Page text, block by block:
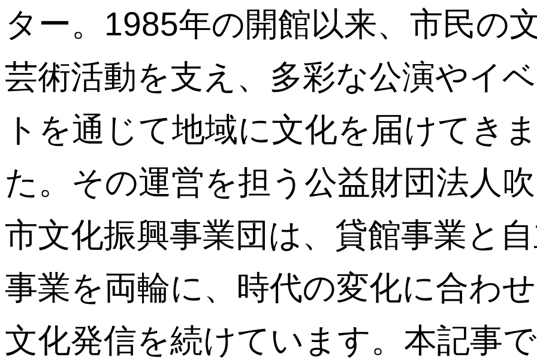
ター。1985年の開館以来、市民の
芸術活動を支え、多彩な公演やイ
トを通じて地域に文化を届けてき
た。その運営を担う公益財団法人
市文化振興事業団は、貸館事業と
事業を両輪に、時代の変化に合わ
文化発信を続けています。本記事で